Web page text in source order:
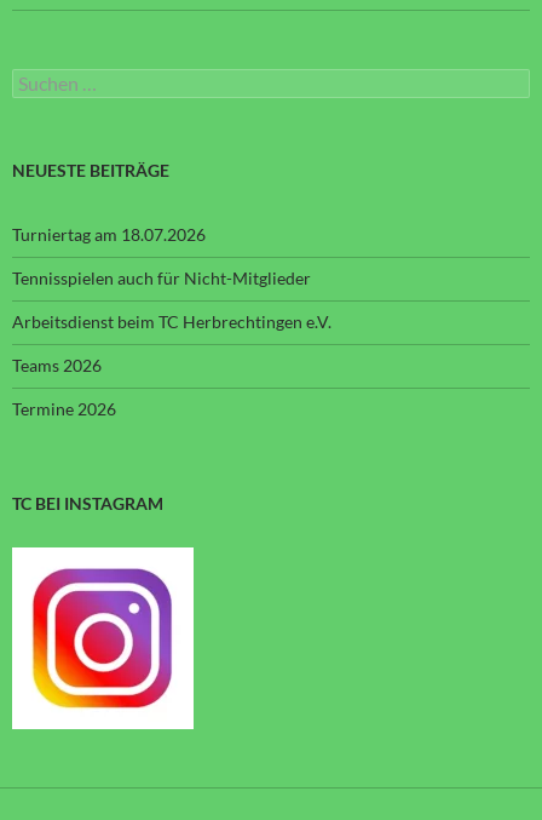
Suchen
nach:
NEUESTE BEITRÄGE
Turniertag am 18.07.2026
Tennisspielen auch für Nicht-Mitglieder
Arbeitsdienst beim TC Herbrechtingen e.V.
Teams 2026
Termine 2026
TC BEI INSTAGRAM